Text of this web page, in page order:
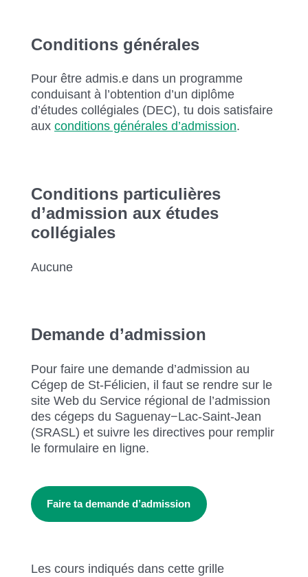
Conditions générales
Pour être admis.e dans un programme
conduisant à l’obtention d’un diplôme
d’études collégiales (DEC), tu dois satisfaire
aux conditions générales d’admission.
Conditions particulières
d’admission aux études
collégiales
Aucune
Demande d’admission
Pour faire une demande d’admission au
Cégep de St-Félicien, il faut se rendre sur le
site Web du Service régional de l’admission
des cégeps du Saguenay−Lac-Saint-Jean
(SRASL) et suivre les directives pour remplir
le formulaire en ligne.
Faire ta demande d’admission
Les cours indiqués dans cette grille